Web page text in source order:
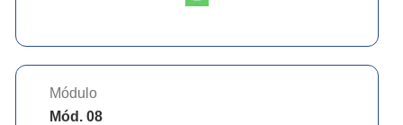
Módulo
Mód. 08